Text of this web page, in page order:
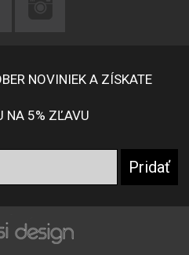
NOVINIEK A ZÍSKATE
NA 5% ZĽAVU